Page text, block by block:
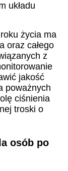
układu
życia ma
oraz całego
z
jakość
poważnych
ciśnienia
troski o
osób po